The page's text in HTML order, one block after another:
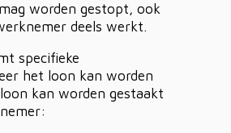
worden gestopt, ook
deels werkt.
specifieke
het loon kan worden
kan worden gestaakt